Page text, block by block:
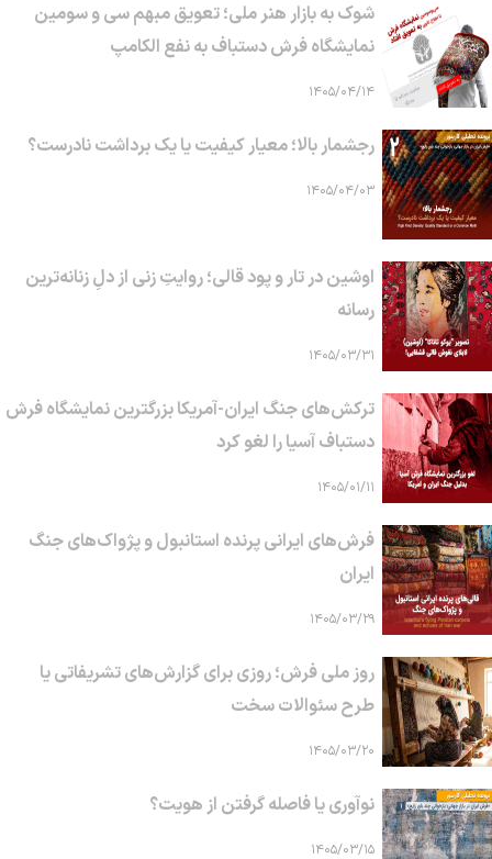
شوک به بازار هنر ملی؛ تعویق مبهم سی و سومین
نمایشگاه فرش دستباف به نفع الکامپ
۱۴۰۵/۰۴/۱۴
رجشمار بالا؛ معیار کیفیت یا یک برداشت نادرست؟
۱۴۰۵/۰۴/۰۳
اوشین در تار و پود قالی؛ روایتِ زنی از دلِ زنانه‌ترین
رسانه
۱۴۰۵/۰۳/۳۱
ترکش‌های جنگ ایران-آمریکا بزرگترین نمایشگاه فرش
دستباف آسیا را لغو کرد
۱۴۰۵/۰۱/۱۱
فرش‌های ایرانی پرنده استانبول و پژواک‌های جنگ
ایران
۱۴۰۵/۰۳/۲۹
روز ملی فرش؛ روزی برای گزارش‌های تشریفاتی یا
طرح سئوالات سخت
۱۴۰۵/۰۳/۲۰
نوآوری یا فاصله گرفتن از هویت؟
۱۴۰۵/۰۳/۱۵